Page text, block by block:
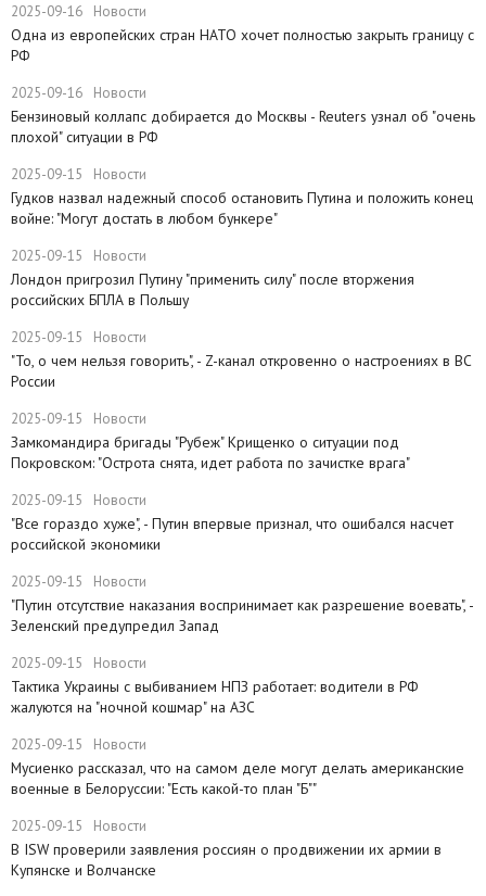
2025-09-16 Новости
Одна из европейских стран НАТО хочет полностью закрыть границу с
РФ
2025-09-16 Новости
​Бензиновый коллапс добирается до Москвы - Reuters узнал об "очень
плохой" ситуации в РФ
2025-09-15 Новости
Гудков назвал надежный способ остановить Путина и положить конец
войне: "Могут достать в любом бункере"
2025-09-15 Новости
Лондон пригрозил Путину "применить силу" после вторжения
российских БПЛА в Польшу
2025-09-15 Новости
"То, о чем нельзя говорить", - Z-канал откровенно о настроениях в ВС
России
2025-09-15 Новости
Замкомандира бригады "Рубеж" Крищенко​ о ситуации под
Покровском: "Острота снята, идет работа по зачистке врага"
2025-09-15 Новости
"Все гораздо хуже", - Путин впервые признал, что ошибался насчет
российской экономики
2025-09-15 Новости
​"Путин отсутствие наказания воспринимает как разрешение воевать", -
Зеленский предупредил Запад
2025-09-15 Новости
Тактика Украины с выбиванием НПЗ работает: водители в РФ
жалуются на "ночной кошмар" на АЗС
2025-09-15 Новости
Мусиенко рассказал, что на самом деле могут делать американские
военные в Белоруссии: "Есть какой-то план "Б""
2025-09-15 Новости
В ISW проверили заявления россиян о продвижении их армии в
Купянске и Волчанске